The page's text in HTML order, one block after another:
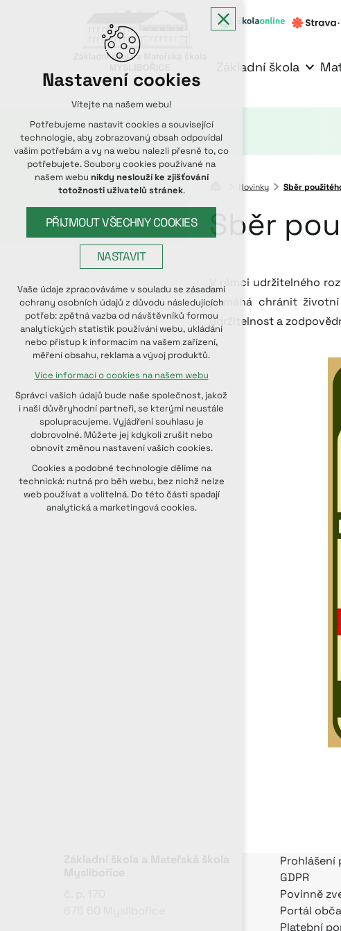
Základní škola
Novinky Sběr
Sběr
V rámci udržitelného
pomáhá chránit
udržitelnost a
GDPR
Povinně
Portál
Platební
Nastavení cookies
Vítejte na našem webu!
Potřebujeme nastavit cookies a související
technologie, aby zobrazovaný obsah odpovídal
vašim potřebám a vy na webu nalezli přesně to, co
potřebujete. Soubory cookies používané na
našem webu nikdy neslouží ke zjišťování
totožnosti uživatelů stránek.
PŘIJMOUT VŠECHNY COOKIES
NASTAVIT
Technická cookies
nutná pro provozování webu
udržení kontextu stránek (session):
případná přihlášení, volby jazyka, apod.
Volitelná cookies
analytická pro anonymizované
vyhodnocení návštěvnosti
marketingová cookies (Google, Seznam,
Facebook)
Více informací o cookies na našem webu
PŘIJMOUT VŠECHNY COOKIES
ODMÍTNOUT VOLITELNÁ
Vaše údaje zpracováváme v souladu se zásadami
ochrany osobních údajů z důvodu následujících
potřeb: zpětná vazba od návštěvníků formou
analytických statistik používání webu, ukládání
nebo přístup k informacím na vašem zařízení,
měření obsahu, reklama a vývoj produktů.
Více informací o cookies na našem webu
Správci vašich údajů bude naše společnost, jakož
i naši důvěryhodní partneři, se kterými neustále
spolupracujeme. Vyjádření souhlasu je
dobrovolné. Můžete jej kdykoli zrušit nebo
obnovit změnou nastavení vašich cookies.
Cookies a podobné technologie dělíme na
technická: nutná pro běh webu, bez nichž nelze
web používat a volitelná. Do této části spadají
analytická a marketingová cookies.